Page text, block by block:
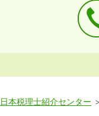
日本税理士紹介センター